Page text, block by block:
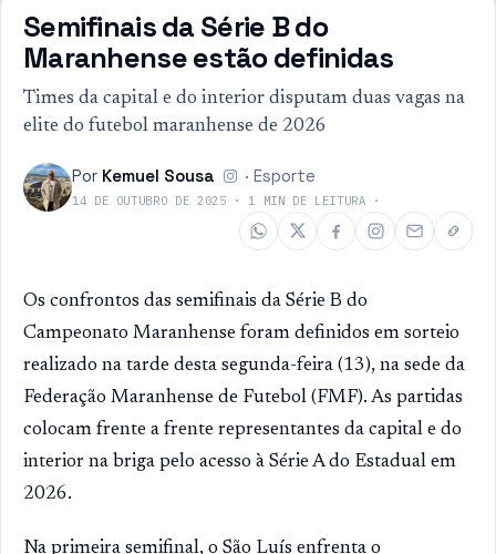
Semifinais da Série B do
Maranhense estão definidas
Times da capital e do interior disputam duas vagas na
elite do futebol maranhense de 2026
Por Kemuel Sousa ·Esporte
14 DE OUTUBRO DE 2025 · 1 MIN DE LEITURA ·
Os confrontos das semifinais da Série B do
Campeonato Maranhense foram definidos em sorteio
realizado na tarde desta segunda-feira (13), na sede da
Federação Maranhense de Futebol (FMF). As partidas
colocam frente a frente representantes da capital e do
interior na briga pelo acesso à Série A do Estadual em
2026.
Na primeira semifinal, o São Luís enfrenta o